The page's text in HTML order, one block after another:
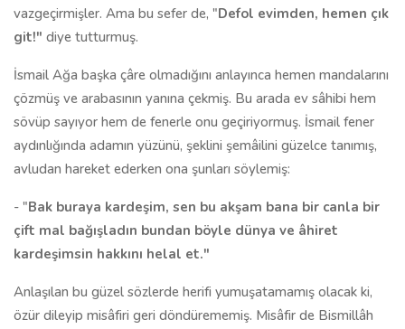
vazgeçirmişler. Ama bu sefer de, "Defol evimden, hemen çık
git!" diye tutturmuş.
İsmail Ağa başka çâre olmadığını anlayınca hemen mandalarını
çözmüş ve arabasının yanına çekmiş. Bu arada ev sâhibi hem
sövüp sayıyor hem de fenerle onu geçiriyormuş. İsmail fener
aydınlığında adamın yüzünü, şeklini şemâilini güzelce tanımış,
avludan hareket ederken ona şunları söylemiş:
- "Bak buraya kardeşim, sen bu akşam bana bir canla bir
çift mal bağışladın bundan böyle dünya ve âhiret
kardeşimsin hakkını helal et."
Anlaşılan bu güzel sözlerde herifi yumuşatamamış olacak ki,
özür dileyip misâfiri geri döndürememiş. Misâfir de Bismillâh